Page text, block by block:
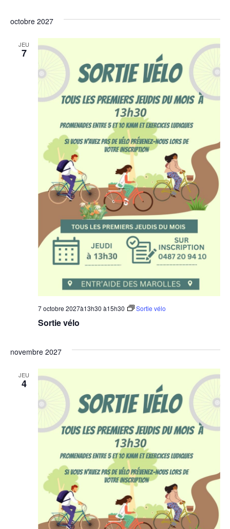
octobre 2027
JEU
7
Sortie vélo
7 octobre 2027à13h30 à15h30 Sortie vélo
novembre 2027
JEU
4